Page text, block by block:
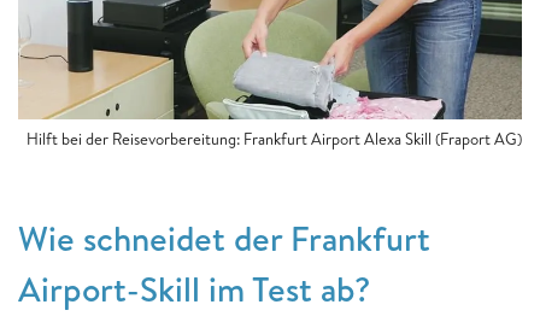
Hilft bei der Reisevorbereitung: Frankfurt Airport Alexa Skill (Fraport AG)
Wie schneidet der Frankfurt
Airport-Skill im Test ab?